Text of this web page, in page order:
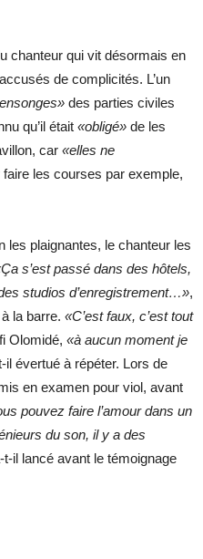
chanteur qui vit désormais en
de complicités. L’un
des parties civiles
qu’il était «obligé» de les
car «elles ne
faire les courses par exemple,
les plaignantes, le chanteur les
s’est passé dans des hôtels,
studios d’enregistrement…»,
la barre. «C’est faux, c’est tout
Olomidé, «à aucun moment je
il évertué à répéter. Lors de
en examen pour viol, avant
pouvez faire l’amour dans un
du son, il y a des
t-il lancé avant le témoignage